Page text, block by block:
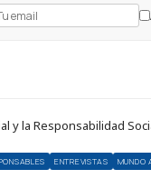
ENTREVISTAS MUNDO